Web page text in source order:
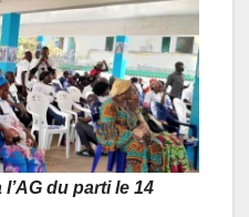
du parti le 14